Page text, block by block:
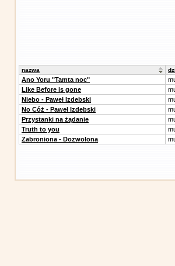
nazwa
Ano Yoru "Tamta noc"
Like Before is gone
Niebo - Paweł Izdebski
No Cóż - Paweł Izdebski
Przystanki na żądanie
Truth to you
Zabroniona - Dozwolona